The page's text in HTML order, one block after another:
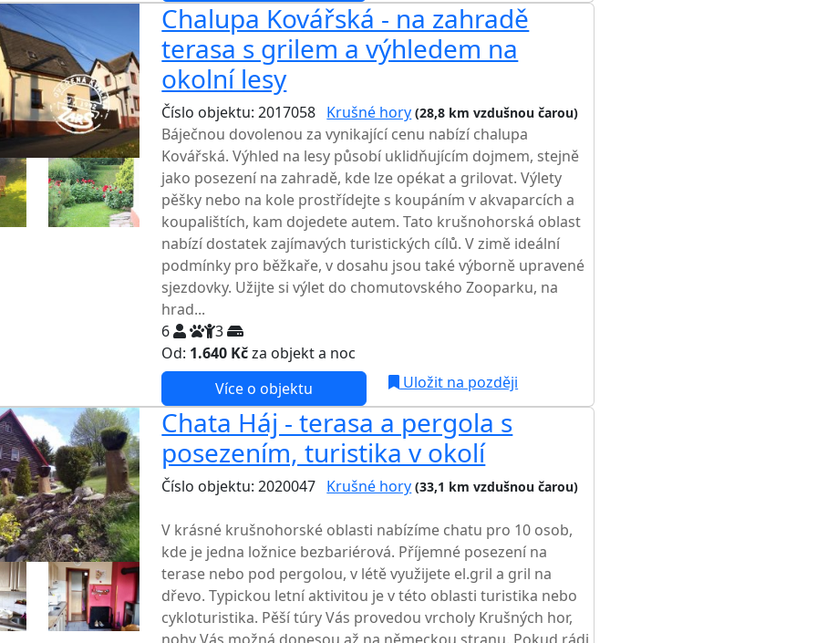
Chalupa Kovářská - na zahradě
terasa s grilem a výhledem na
okolní lesy
Číslo objektu: 2017058 Krušné hory (28,8 km vzdušnou čarou)
Báječnou dovolenou za vynikající cenu nabízí chalupa
Kovářská. Výhled na lesy působí uklidňujícím dojmem, stejně
jako posezení na zahradě, kde lze opékat a grilovat. Výlety
pěšky nebo na kole prostřídejte s koupáním v akvaparcích a
koupalištích, kam dojedete autem. Tato krušnohorská oblast
nabízí dostatek zajímavých turistických cílů. V zimě ideální
podmínky pro běžkaře, v dosahu jsou také výborně upravené
sjezdovky. Užijte si výlet do chomutovského Zooparku, na
hrad...
6
3
Od: 1.640 Kčza objekt a noc
Více o objektu
Uložit na později
Chata Háj - terasa a pergola s
posezením, turistika v okolí
Číslo objektu: 2020047 Krušné hory (33,1 km vzdušnou čarou)
V krásné krušnohorské oblasti nabízíme chatu pro 10 osob,
kde je jedna ložnice bezbariérová. Příjemné posezení na
terase nebo pod pergolou, v létě využijete el.gril a gril na
dřevo. Typickou letní aktivitou je v této oblasti turistika nebo
cykloturistika. Pěší túry Vás provedou vrcholy Krušných hor,